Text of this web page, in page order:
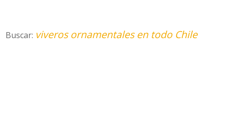
Buscar: viveros ornamentales en todo Chile